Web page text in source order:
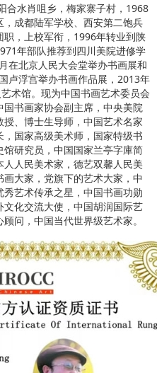
合水肖咀乡，梅家寨子村，1968
成都陆军学校、西安第二饱兵
，上校军衔，1996年转业到陕
年部队推荐到四川美院进修学
在北京人民大会堂举办书画展和
卢浮宫举办书画作品展，2013年
术馆。现为中国书画艺术委员会
书画家协会副主席，中央美院
、博士生导师，中国艺术名家
国家高级美术师，国家特级书
研究员，中国国家兰亭字庫简
人民美术家，德艺双馨人民美
大家，党旗下的艺术大家，中
艺术传承之星，中国书画功勋
化交流大使，中国胡润国际艺
问，中国当代世界级艺术家。